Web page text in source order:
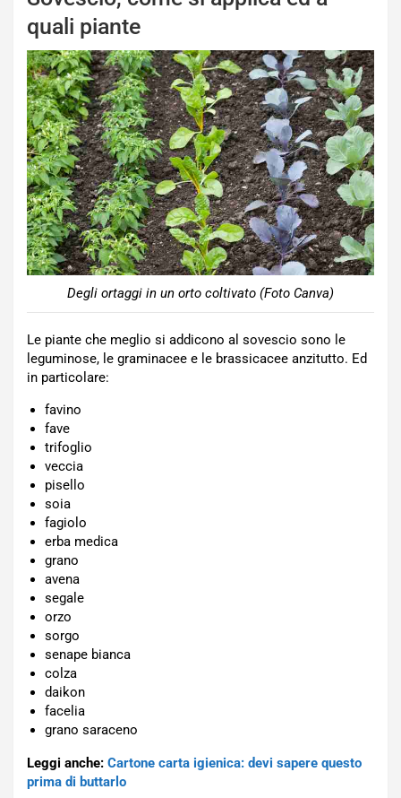
quali piante
Degli ortaggi in un orto coltivato (Foto Canva)
Le piante che meglio si addicono al sovescio sono le
leguminose, le graminacee e le brassicacee anzitutto. Ed
in particolare:
favino
fave
trifoglio
veccia
pisello
soia
fagiolo
erba medica
grano
avena
segale
orzo
sorgo
senape bianca
colza
daikon
facelia
grano saraceno
Leggi anche: Cartone carta igienica: devi sapere questo
prima di buttarlo